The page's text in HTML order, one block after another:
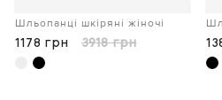
Шльопанці шкіряні жіночі
1178 грн 3918 грн